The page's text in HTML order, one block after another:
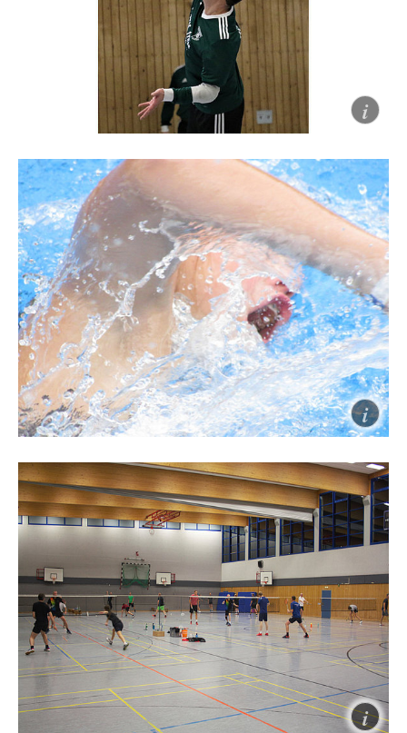
österreichischen Alpen an.
Faustball
Faustball ist ein Rückschlagspiel, das dem
bekannterem Volleyball vom Spielgedanken her
ähnelt.
Faustball ist eine Abteilung in der Sparte Turnen
Schwimmen
Die Schwimmabteilung im TSV Burgdorf bietet ein
attraktives Angebot rund um das Thema
Schwimmen.